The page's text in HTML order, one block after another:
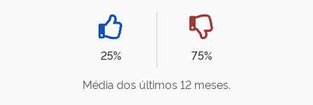
25%
75%
Média dos últimos 12 meses.